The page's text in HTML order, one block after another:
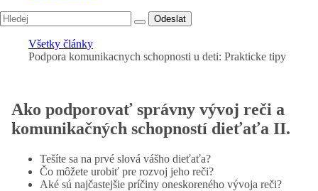
Odeslat
Všetky články
Podpora komunikacnych schopnosti u deti: Prakticke tipy
Ako podporovať správny vývoj reči a
komunikačných schopností dieťaťa II.
Tešíte sa na prvé slová vášho dieťaťa?
Čo môžete urobiť pre rozvoj jeho reči?
Aké sú najčastejšie príčiny oneskoreného vývoja reči?